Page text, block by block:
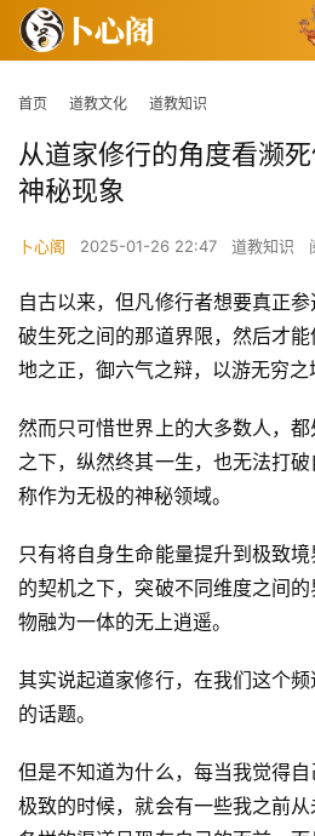
首页 道教文化 道教知识
从道家修行的角度看濒
神秘现象
卜心阁 2025-01-26 22:47 道教知识
自古以来，但凡修行者想要真正
破生死之间的那道界限，然后才
地之正，御六气之辩，以游无穷之
然而只可惜世界上的大多数人，
之下，纵然终其一生，也无法打
称作为无极的神秘领域。
只有将自身生命能量提升到极致
的契机之下，突破不同维度之间
物融为一体的无上逍遥。
其实说起道家修行，在我们这个
的话题。
但是不知道为什么，每当我觉得
极致的时候，就会有一些我之前